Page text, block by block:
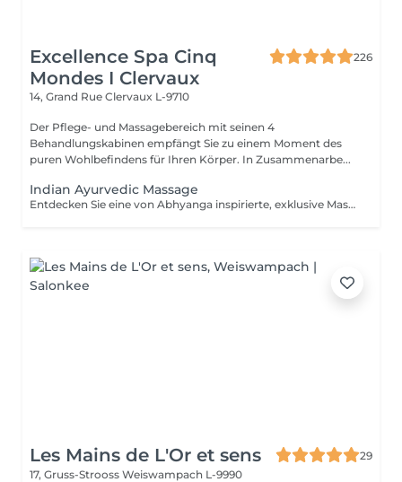
Excellence Spa Cinq
Mondes I Clervaux
226
14, Grand Rue Clervaux L-9710
Der Pflege- und Massagebereich mit seinen 4
Behandlungskabinen empfängt Sie zu einem Moment des
puren Wohlbefindens für Ihren Körper. In Zusammenarbe...
Indian Ayurvedic Massage
Entdecken Sie eine von Abhyanga inspirierte, exklusive Massage, veredelt mit kostbaren Ölen aus Sesam, Moringa und Chaulmoogra. Der harmonische Wechsel aus langsamen und dynamischen, zugleich belebenden und umhüllenden Bewegungen, verbunden mit sanften Dehnungen, löst Spannungen, aktiviert die Lebensenergie und hinterlässt ein Gefühl von Leichtigkeit, Vitalität und vollkommener Balance. Die Dauer der Behandlung (60min) umfasst die Installation und die integrierte Entspannungsphase (10 Min.).
Les Mains de L'Or et sens
29
17, Gruss-Strooss Weiswampach L-9990